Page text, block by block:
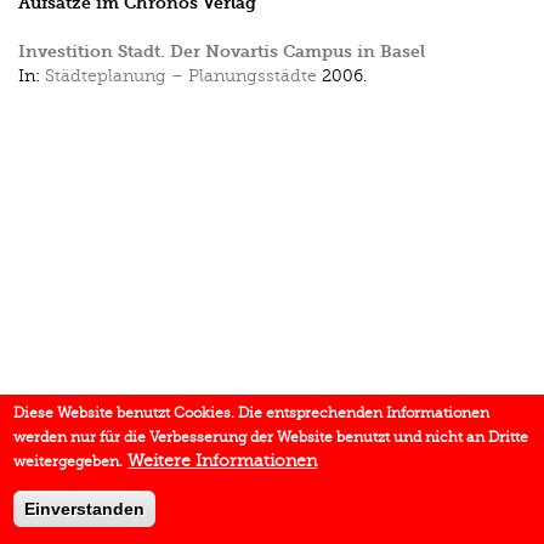
Investition Stadt. Der Novartis Campus in Basel
In: Städteplanung – Planungsstädte 2006.
Diese Website benutzt Cookies. Die entsprechenden Informationen
werden nur für die Verbesserung der Website benutzt und nicht an Dritte
weitergegeben. Weitere Informationen
Einverstanden